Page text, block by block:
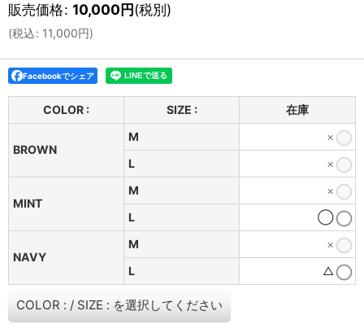
販売価格: 10,000円(税別)
(税込: 11,000円)
Facebookでシェア
COLOR : SIZE : 在庫
BROWN
M
×
L
×
MINT
M
×
L
◯
NAVY
M
×
L
△
COLOR : / SIZE : を選択してください